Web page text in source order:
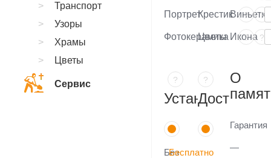
Портрет ?
Фотокерамика ?
Крестик ?
Цветы ?
Виньетка
Икона
?
Установка
Без
?
Доставка
Бесплатно
О
Гарантия
—
Транспорт
Узоры
Храмы
Цветы
Сервис